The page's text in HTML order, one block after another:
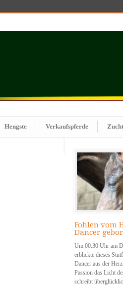
Hengste Verkaufspferde
Fohlen vom
Dancer
Um 00:30 Uhr am
erblickte dieses
Dancer aus der
Passion das Licht
schreibt